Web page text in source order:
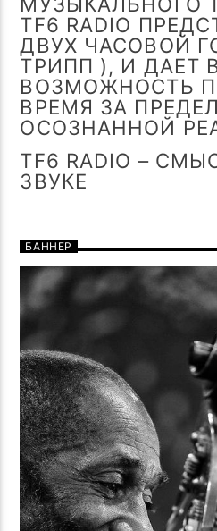
TF6 RADIO
ДВУХ ЧАСОВОЙ
ТРИПП ), И ДАЕТ
ВОЗМОЖНОСТЬ
ВРЕМЯ ЗА
ОСОЗНАННОЙ
TF6 RADIO –
ЗВУКЕ
БАННЕР